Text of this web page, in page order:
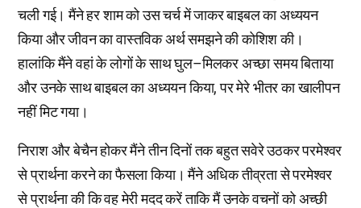
चली गई। मैंने हर शाम को उस चर्च में जाकर बाइबल का अध्ययन
किया और जीवन का वास्तविक अर्थ समझने की कोशिश की।
हालांकि मैंने वहां के लोगों के साथ घुल–मिलकर अच्छा समय बिताया
और उनके साथ बाइबल का अध्ययन किया, पर मेरे भीतर का खालीपन
नहीं मिट गया।
निराश और बेचैन होकर मैंने तीन दिनों तक बहुत सवेरे उठकर परमेश्वर
से प्रार्थना करने का फैसला किया। मैंने अधिक तीव्रता से परमेश्वर
से प्रार्थना की कि वह मेरी मदद करें ताकि मैं उनके वचनों को अच्छी